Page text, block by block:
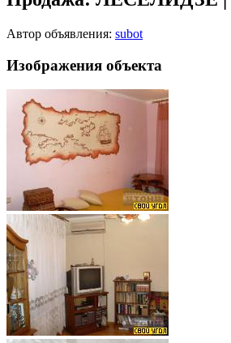
Автор объявления: subot
Изображения объекта